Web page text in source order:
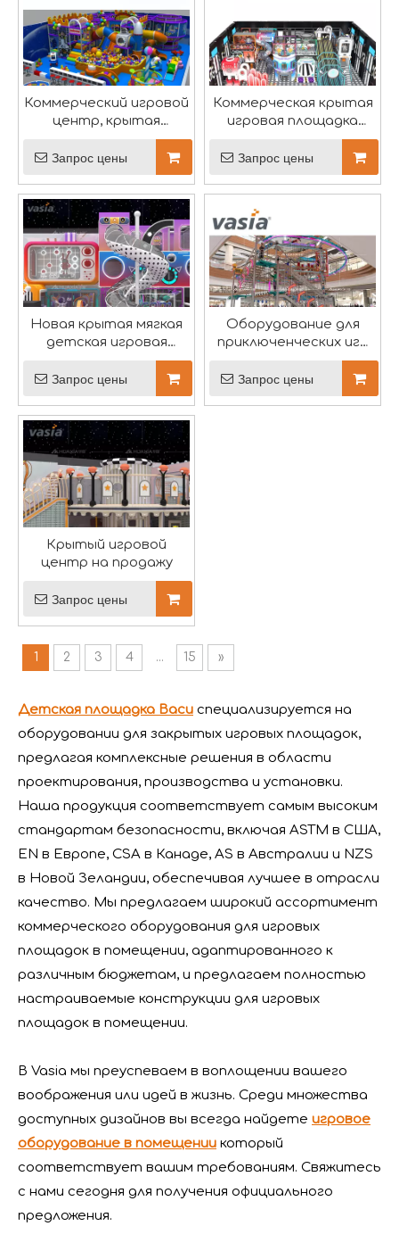
8 марта — важный день, чтобы отметить
Выставка «Аттракционы и развлекательное
Пожелания Фестиваля лодок-драконов: здоровья, богатства и счастья
Поздравляем Васю Площадку с получением первой квалификации аккредитованной лаборатории QTL в индустрии развлечений
SGS, известный авторитет в области
Коммерческий игровой
центр, крытая
игровая площадка в
космическом стиле
Запрос цены
Коммерческая крытая
игровая площадка
Space Theme-Vasia
Запрос цены
Новая крытая мягкая
детская игровая
современном стиле -
Запрос цены
Оборудование для
приключенческих игр
на веревочном поле
Запрос цены
Крытый игровой
центр на продажу
Запрос цены
1 2 3 4 ... 15 »
Детская площадка Васи специализируется на
оборудовании для закрытых игровых площадок,
предлагая комплексные решения в области
проектирования, производства и установки.
Наша продукция соответствует самым высоким
стандартам безопасности, включая ASTM в США,
EN в Европе, CSA в Канаде, AS в Австралии и NZS
в Новой Зеландии, обеспечивая лучшее в отрасли
качество. Мы предлагаем широкий ассортимент
коммерческого оборудования для игровых
площадок в помещении, адаптированного к
различным бюджетам, и предлагаем полностью
настраиваемые конструкции для игровых
площадок в помещении.
В Vasia мы преуспеваем в воплощении вашего
воображения или идей в жизнь. Среди множества
доступных дизайнов вы всегда найдете игровое
оборудование в помещении который
соответствует вашим требованиям. Свяжитесь
с нами сегодня для получения официального
предложения.